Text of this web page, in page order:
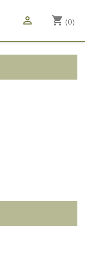
shopping_cart (0)
